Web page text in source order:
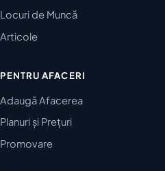
Locuri de Muncă
Articole
PENTRU AFACERI
Adaugă Afacerea
Planuri și Prețuri
Promovare